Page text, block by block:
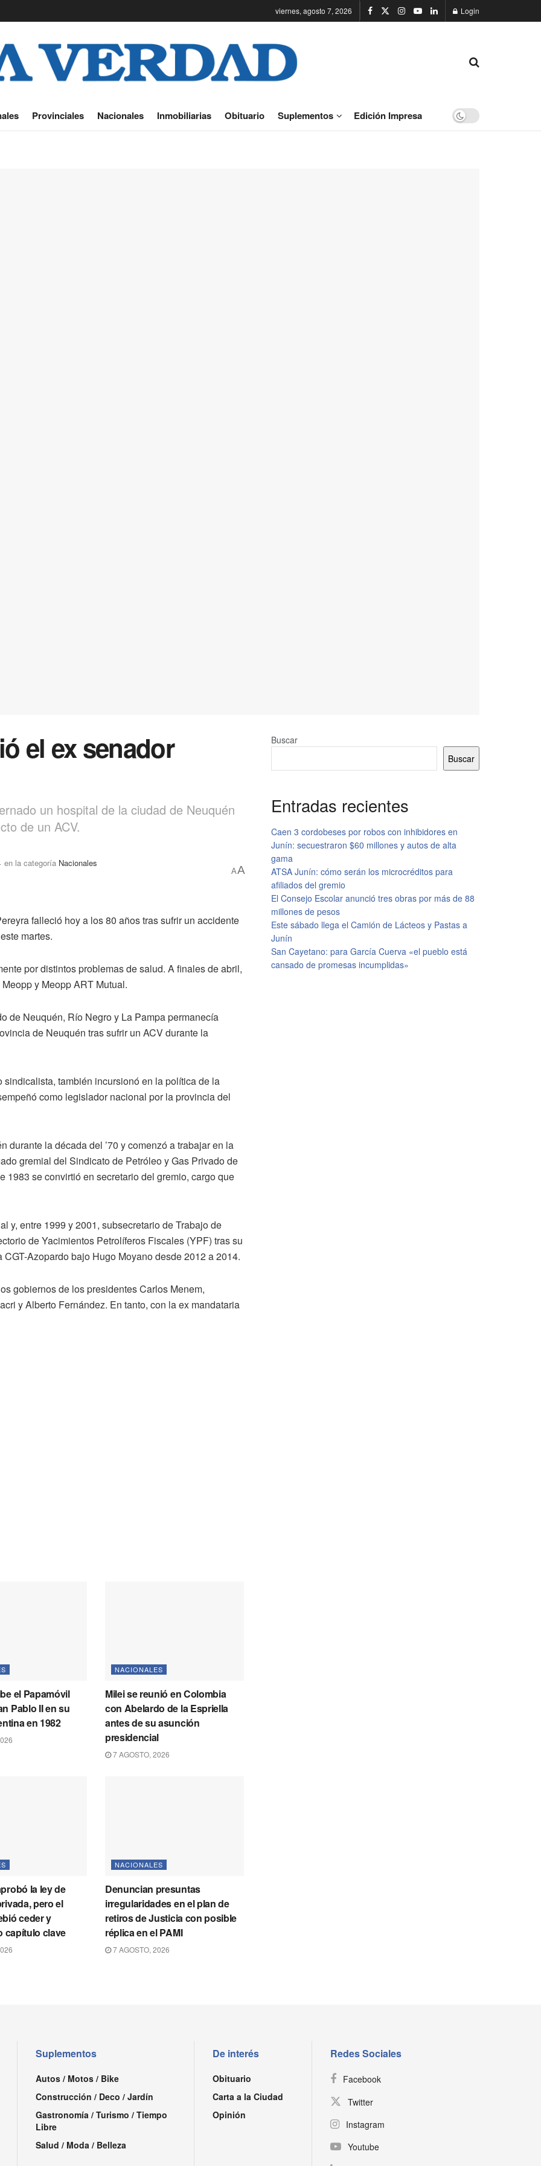
viernes, agosto 7, 2026 Login
Provinciales Nacionales Inmobiliarias Obituario Suplementos Edición Impresa
el ex senador
un hospital de la ciudad de Neuquén
de un ACV.
en la categoría Nacionales
AA
falleció hoy a los 80 años tras sufrir un accidente
martes.
por distintos problemas de salud. A finales de abril,
y Meopp ART Mutual.
de Neuquén, Río Negro y La Pampa permanecía
de Neuquén tras sufrir un ACV durante la
también incursionó en la política de la
como legislador nacional por la provincia del
durante la década del ’70 y comenzó a trabajar en la
gremial del Sindicato de Petróleo y Gas Privado de
1983 se convirtió en secretario del gremio, cargo que
y, entre 1999 y 2001, subsecretario de Trabajo de
de Yacimientos Petrolíferos Fiscales (YPF) tras su
Azopardo bajo Hugo Moyano desde 2012 a 2014.
gobiernos de los presidentes Carlos Menem,
y Alberto Fernández. En tanto, con la ex mandataria
el Papamóvil
Pablo II en su
en 1982
NACIONALES
Milei se reunió en Colombia
con Abelardo de la Espriella
antes de su asunción
presidencial
7 AGOSTO, 2026
la ley de
pero el
ceder y
capítulo clave
NACIONALES
Denuncian presuntas
irregularidades en el plan de
retiros de Justicia con posible
réplica en el PAMI
7 AGOSTO, 2026
Buscar
Buscar
Entradas recientes
Caen 3 cordobeses por robos con inhibidores en
Junín: secuestraron $60 millones y autos de alta
gama
ATSA Junín: cómo serán los microcréditos para
afiliados del gremio
El Consejo Escolar anunció tres obras por más de 88
millones de pesos
Este sábado llega el Camión de Lácteos y Pastas a
Junín
San Cayetano: para García Cuerva «el pueblo está
cansado de promesas incumplidas»
Suplementos
Autos / Motos / Bike
Construcción / Deco / Jardín
Gastronomía / Turismo / Tiempo
Libre
Salud / Moda / Belleza
De interés
Obituario
Carta a la Ciudad
Opinión
Redes Sociales
Facebook
Twitter
Instagram
Youtube